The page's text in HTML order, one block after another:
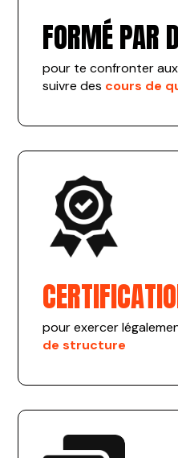
FORMÉ PAR
pour te confronter aux
suivre des cours de
pour exercer
de structure